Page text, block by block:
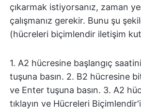
çıkarmak istiyorsanız, zaman
çalışmanız gerekir. Bunu şu
(hücreleri biçimlendir iletişim
1. A2 hücresine başlangıç
tuşuna basın. 2. B2 hücresine
ve Enter tuşuna basın. 3. A2
tıklayın ve Hücreleri